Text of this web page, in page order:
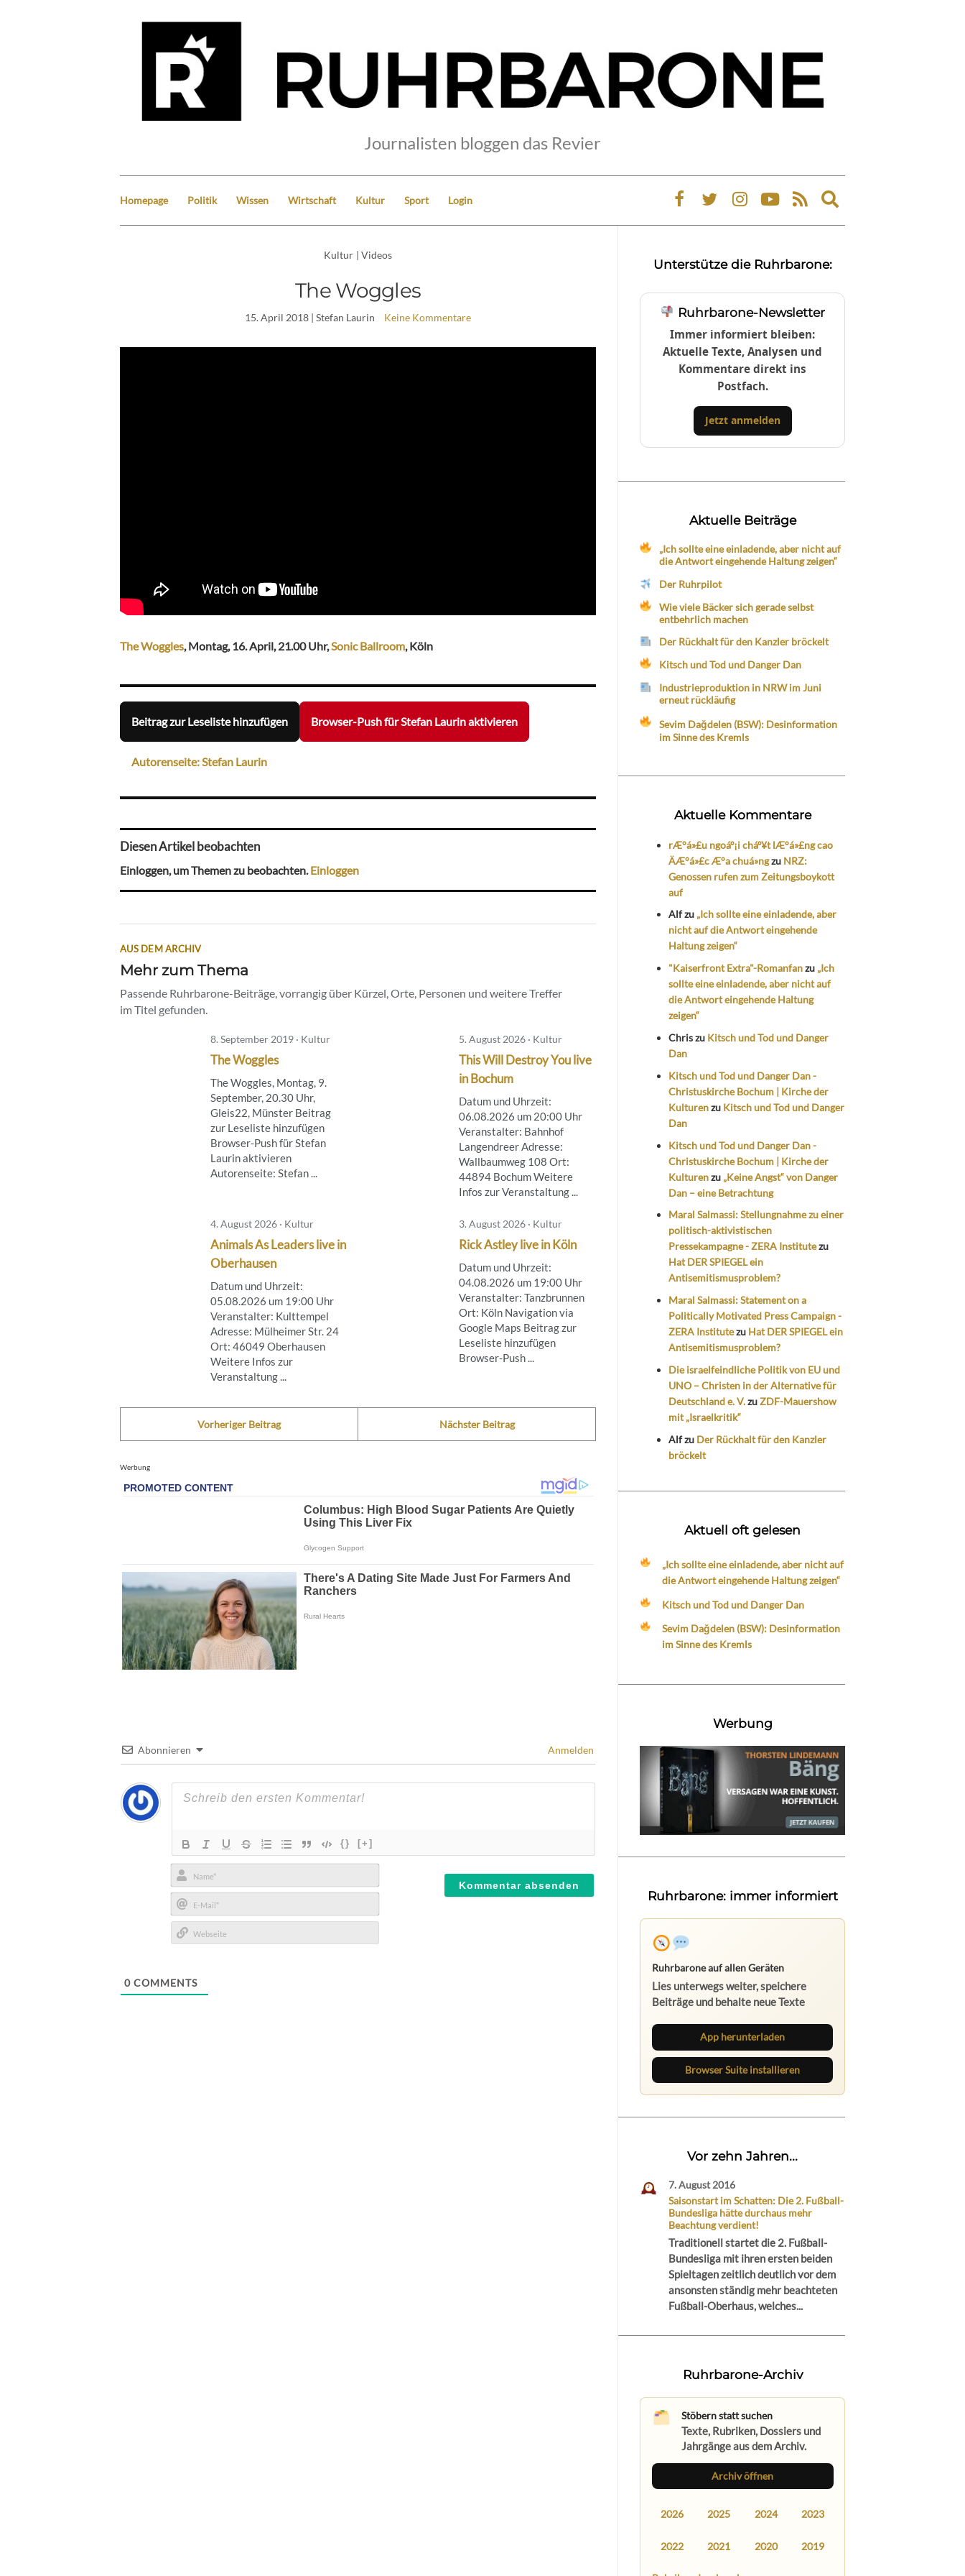
Journalisten bloggen das Revier
Homepage Politik Wissen Wirtschaft Kultur Sport Login
Expand
search
Kultur | Videos
The Woggles
15. April 2018 | Stefan Laurin Keine Kommentare
The Woggles, Montag, 16. April, 21.00 Uhr,Sonic Ballroom, Köln
Beitrag zur Leseliste hinzufügen Browser-Push für Stefan Laurin aktivieren
Autorenseite: Stefan Laurin
Diesen Artikel beobachten
Einloggen, um Themen zu beobachten.Einloggen
AUS DEM ARCHIV
Mehr zum Thema
Passende Ruhrbarone-Beiträge, vorrangig über Kürzel, Orte, Personen und weitere Treffer
im Titel gefunden.
8. September 2019 · Kultur
The Woggles
The Woggles, Montag, 9.
September, 20.30 Uhr,
Gleis22, Münster Beitrag
zur Leseliste hinzufügen
Browser-Push für Stefan
Laurin aktivieren
Autorenseite: Stefan ...
5. August 2026 · Kultur
This Will Destroy You live
in Bochum
Datum und Uhrzeit:
06.08.2026 um 20:00 Uhr
Veranstalter: Bahnhof
Langendreer Adresse:
Wallbaumweg 108 Ort:
44894 Bochum Weitere
Infos zur Veranstaltung ...
4. August 2026 · Kultur
Animals As Leaders live in
Oberhausen
Datum und Uhrzeit:
05.08.2026 um 19:00 Uhr
Veranstalter: Kulttempel
Adresse: Mülheimer Str. 24
Ort: 46049 Oberhausen
Weitere Infos zur
Veranstaltung ...
3. August 2026 · Kultur
Rick Astley live in Köln
Datum und Uhrzeit:
04.08.2026 um 19:00 Uhr
Veranstalter: Tanzbrunnen
Ort: Köln Navigation via
Google Maps Beitrag zur
Leseliste hinzufügen
Browser-Push ...
Vorheriger Beitrag Nächster Beitrag
Werbung
Abonnieren Anmelden
{} [+]
Name*
E-
Mail*
0 COMMENTS
Unterstütze die Ruhrbarone:
Ruhrbarone-Newsletter
Immer informiert bleiben:
Aktuelle Texte, Analysen und
Kommentare direkt ins
Postfach.
Jetzt anmelden
Aktuelle Beiträge
„Ich sollte eine einladende, aber nicht auf
die Antwort eingehende Haltung zeigen“
Der Ruhrpilot
Wie viele Bäcker sich gerade selbst
entbehrlich machen
Der Rückhalt für den Kanzler bröckelt
Kitsch und Tod und Danger Dan
Industrieproduktion in NRW im Juni
erneut rückläufig
Sevim Dağdelen (BSW): Desinformation
im Sinne des Kremls
Aktuelle Kommentare
rÆ°á»£u ngoáº¡i cháº¥t lÆ°á»£ng cao
ÄÆ°á»£c Æ°a chuá»ngzu NRZ:
Genossen rufen zum Zeitungsboykott
auf
Alfzu „Ich sollte eine einladende, aber
nicht auf die Antwort eingehende
Haltung zeigen“
"Kaiserfront Extra"-Romanfanzu „Ich
sollte eine einladende, aber nicht auf
die Antwort eingehende Haltung
zeigen“
Chriszu Kitsch und Tod und Danger
Dan
Kitsch und Tod und Danger Dan -
Christuskirche Bochum | Kirche der
Kulturenzu Kitsch und Tod und Danger
Dan
Kitsch und Tod und Danger Dan -
Christuskirche Bochum | Kirche der
Kulturenzu „Keine Angst“ von Danger
Dan – eine Betrachtung
Maral Salmassi: Stellungnahme zu einer
politisch-aktivistischen
Pressekampagne - ZERA Institutezu
Hat DER SPIEGEL ein
Antisemitismusproblem?
Maral Salmassi: Statement on a
Politically Motivated Press Campaign -
ZERA Institutezu Hat DER SPIEGEL ein
Antisemitismusproblem?
Die israelfeindliche Politik von EU und
UNO – Christen in der Alternative für
Deutschland e. V.zuZDF-Mauershow
mit „Israelkritik“
Alfzu Der Rückhalt für den Kanzler
bröckelt
Aktuell oft gelesen
„Ich sollte eine einladende, aber nicht auf
die Antwort eingehende Haltung zeigen“
Kitsch und Tod und Danger Dan
Sevim Dağdelen (BSW): Desinformation
im Sinne des Kremls
Werbung
Ruhrbarone: immer informiert
Ruhrbarone auf allen Geräten
Lies unterwegs weiter, speichere
Beiträge und behalte neue Texte
App herunterladen
Browser Suite installieren
Vor zehn Jahren...
7. August 2016
Saisonstart im Schatten: Die 2. Fußball-
Bundesliga hätte durchaus mehr
Beachtung verdient!
Traditionell startet die 2. Fußball-
Bundesliga mit ihren ersten beiden
Spieltagen zeitlich deutlich vor dem
ansonsten ständig mehr beachteten
Fußball-Oberhaus, welches...
Ruhrbarone-Archiv
Stöbern statt suchen
Texte, Rubriken, Dossiers und
Jahrgänge aus dem Archiv.
Archiv öffnen
2026 2025 2024 2023
2022 2021 2020 2019